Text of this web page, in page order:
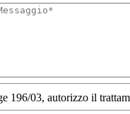
196/03, autorizzo il